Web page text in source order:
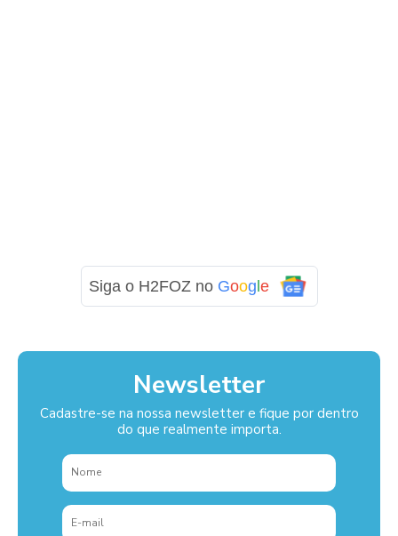
Siga o H2FOZ no Goog e
Newsletter
Cadastre-se na nossa newsletter e fique por dentro
do que realmente importa.